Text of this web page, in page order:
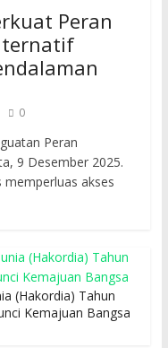
Peran
0
Peran
9 Desember 2025.
memperluas akses
(Hakordia) Tahun
Kemajuan Bangsa